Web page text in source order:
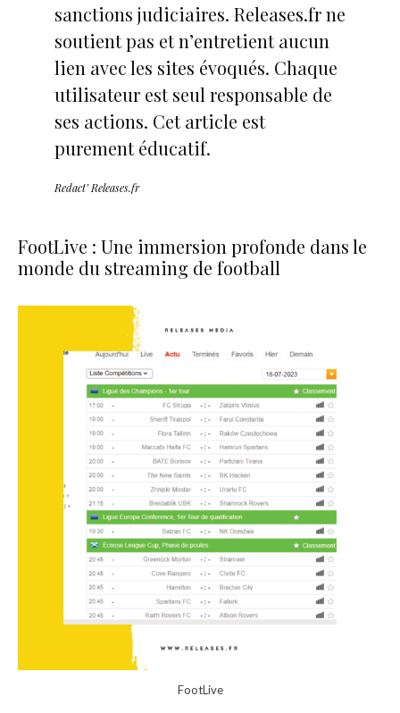
sanctions judiciaires. Releases.fr ne
soutient pas et n’entretient aucun
lien avec les sites évoqués. Chaque
utilisateur est seul responsable de
ses actions. Cet article est
purement éducatif.
Redact’ Releases.fr
FootLive : Une immersion profonde dans le
monde du streaming de football
FootLive